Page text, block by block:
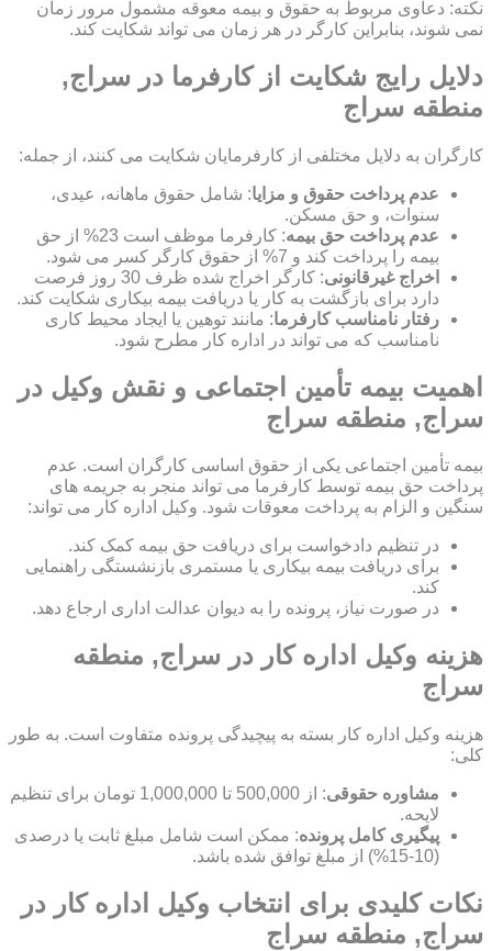
نکته: دعاوی مربوط به حقوق و بیمه معوقه مشمول مرور زمان
نمی شوند، بنابراین کارگر در هر زمان می تواند شکایت کند.
دلایل رایج شکایت از کارفرما در سراج,
منطقه سراج
کارگران به دلایل مختلفی از کارفرمایان شکایت می کنند، از جمله:
عدم پرداخت حقوق و مزایا: شامل حقوق ماهانه، عیدی،
سنوات، و حق مسکن.
عدم پرداخت حق بیمه
: کارفرما موظف است 23% از حق
بیمه را پرداخت کند و 7% از حقوق کارگر کسر می شود.
اخراج غیرقانونی
: کارگر اخراج شده ظرف 30 روز فرصت
دارد برای بازگشت به کار یا دریافت بیمه بیکاری شکایت کند.
رفتار نامناسب کارفرما: مانند توهین یا ایجاد محیط کاری
نامناسب که می تواند در اداره کار مطرح شود.
اهمیت بیمه تأمین اجتماعی و نقش وکیل در
سراج, منطقه سراج
بیمه تأمین اجتماعی یکی از حقوق اساسی کارگران است. عدم
پرداخت حق بیمه توسط کارفرما می تواند منجر به جریمه های
سنگین و الزام به پرداخت معوقات شود. وکیل اداره کار می تواند:
در تنظیم دادخواست برای دریافت حق بیمه کمک کند.
برای دریافت بیمه بیکاری یا مستمری بازنشستگی راهنمایی
کند.
در صورت نیاز، پرونده را به دیوان عدالت اداری ارجاع دهد.
هزینه وکیل اداره کار در سراج, منطقه
سراج
هزینه وکیل اداره کار بسته به پیچیدگی پرونده متفاوت است. به طور
کلی:
مشاوره حقوقی
: از 500,000 تا 1,000,000 تومان برای تنظیم
لایحه.
پیگیری کامل پرونده: ممکن است شامل مبلغ ثابت یا درصدی
(10-15%) از مبلغ توافق شده باشد.
نکات کلیدی برای انتخاب وکیل اداره کار در
سراج, منطقه سراج